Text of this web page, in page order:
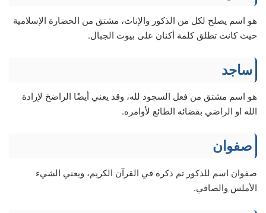
هو اسم يصلح لكل من الذكور والإناث، مشتق من الحضارة الإسلامية
حيث كانت تطلق كلمة أكنان على بيوت الجبال.
ساجد
هو اسم مشتق من فعل السجود لله، وقد يعني أيضًا الراضخ لإرادة
الله او الراضي بقضائه الطائع لأوامره.
صفوان
صفوان اسم للذكور تم ذكره في القرآن الكريم، ويعني الشيء
الأملس والصافي.